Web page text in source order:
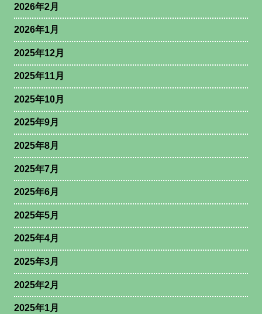
2026年2月
2026年1月
2025年12月
2025年11月
2025年10月
2025年9月
2025年8月
2025年7月
2025年6月
2025年5月
2025年4月
2025年3月
2025年2月
2025年1月